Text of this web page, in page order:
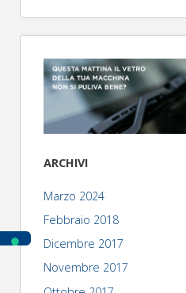
ARCHIVI
Marzo 2024
Febbraio 2018
Dicembre 2017
Novembre 2017